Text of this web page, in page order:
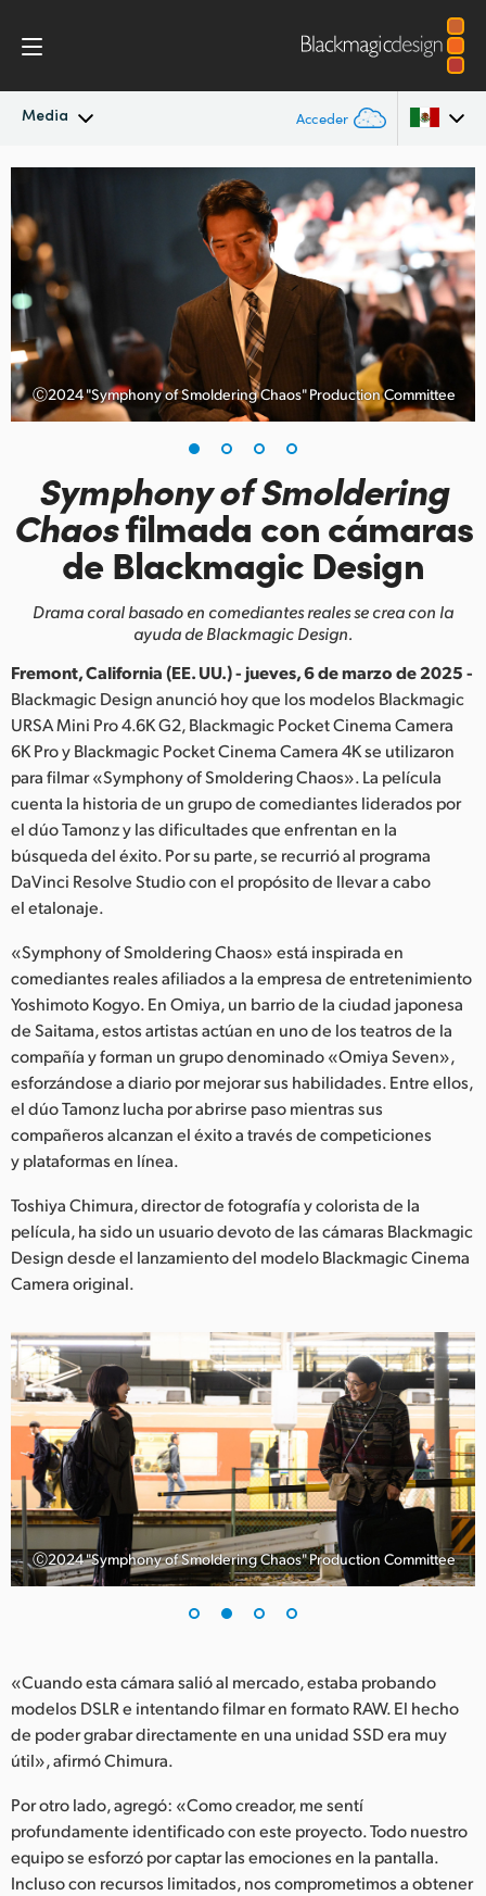
Media Acceder
Novedades
Archivo
Imágenes
Canada
China
Finland
France
Hong Kong SAR, China
India
Japan
Korea
Mexico
Netherlands
New Zealand
Norway
Poland
Portugal
Singapore
South Africa
Sweden
Chinese Taipei
Turkey
Ukraine
United Kingdom
Ⓒ2024 "Symphony of Smoldering Chaos" Production Committee
Symphony ofSmoldering
Chaosfilmada con cámaras
de Blackmagic Design
Drama coral basado en comediantes reales se crea con la
ayuda de Blackmagic Design.
Fremont, California (EE. UU.) - jueves, 6 de marzo de 2025 -
Blackmagic Design anunció hoy que los modelos Blackmagic
URSA Mini Pro 4.6K G2, Blackmagic Pocket Cinema Camera
6K Pro y Blackmagic Pocket Cinema Camera 4K se utilizaron
para filmar «Symphony of Smoldering Chaos». La película
cuenta la historia de un grupo de comediantes liderados por
el dúo Tamonz y las dificultades que enfrentan en la
búsqueda del éxito. Por su parte, se recurrió al programa
DaVinci Resolve Studio con el propósito de llevar a cabo
el etalonaje.
«Symphony of Smoldering Chaos» está inspirada en
comediantes reales afiliados a la empresa de entretenimiento
Yoshimoto Kogyo. En Omiya, un barrio de la ciudad japonesa
de Saitama, estos artistas actúan en uno de los teatros de la
compañía y forman un grupo denominado «Omiya Seven»,
esforzándose a diario por mejorar sus habilidades. Entre ellos,
el dúo Tamonz lucha por abrirse paso mientras sus
compañeros alcanzan el éxito a través de competiciones
y plataformas en línea.
Toshiya Chimura, director de fotografía y colorista de la
película, ha sido un usuario devoto de las cámaras Blackmagic
Design desde el lanzamiento del modelo Blackmagic Cinema
Camera original.
Ⓒ2024 "Symphony of Smoldering Chaos" Production Committee
«Cuando esta cámara salió al mercado, estaba probando
modelos DSLR e intentando filmar en formato RAW. El hecho
de poder grabar directamente en una unidad SSD era muy
útil», afirmó Chimura.
Por otro lado, agregó: «Como creador, me sentí
profundamente identificado con este proyecto. Todo nuestro
equipo se esforzó por captar las emociones en la pantalla.
Incluso con recursos limitados, nos comprometimos a obtener